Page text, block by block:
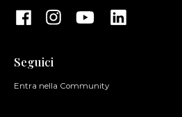
Seguici
Entra nella Community